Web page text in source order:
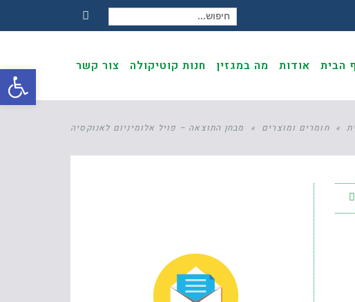
חיפוש עבור:
Facebook
הבית אודות מה במגזין חנות קוטיקולה צור קשר
» חומרים ומוצרים » מבחן התוצאה – פויל אלומיניום לאנוקסיה